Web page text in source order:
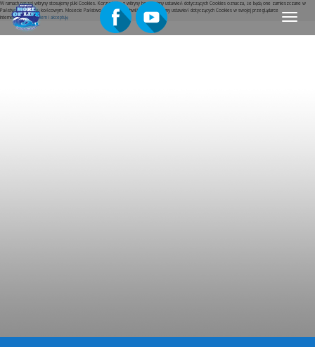
W ramach naszej witryny stosujemy pliki Cookies. Korzystanie z witryny bez zmiany ustawień dotyczących Cookies oznacza, że będą one zamieszczane w
Państwa urządzeniu końcowym. Możecie Państwo w dowolnej chwili dokonać zmiany ustawień dotyczących Cookies w swojej przeglądarce
internetowej.Rozumiem i akceptuję
Menu